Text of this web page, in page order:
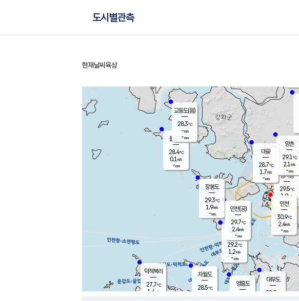
도시별관측
홈
현재날씨 육상
무의도
29.2℃
1.2m/s
-mm
영흥도
볼음도
28.4℃
0.1 m/s
-mm
자월도
28.5℃
장봉도
29.3℃
1.9m/s
-mm
대부도
28.0
경서동
29.5℃
1.9m/s
-mm
대곶
28.7℃
1.7m/s
-mm
양촌
29.1℃
2.1 m/s
-mm
덕적북리
27.7℃
1.4 m/s
인천(공)
29.7℃
2.4m/s
-mm
교동도(음)
28.3℃
-m/s
-mm
인천
30.9℃
2.4m/s
-mm